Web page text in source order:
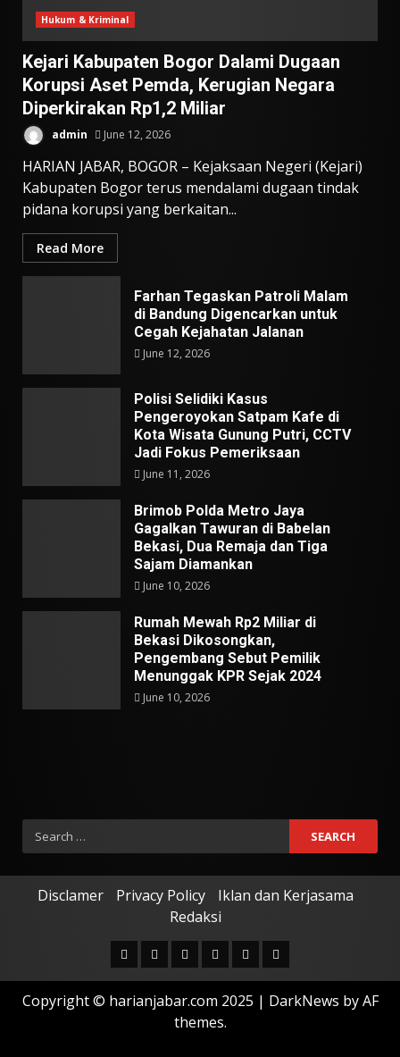
Hukum & Kriminal
Kejari Kabupaten Bogor Dalami Dugaan
Korupsi Aset Pemda, Kerugian Negara
Diperkirakan Rp1,2 Miliar
admin June 12, 2026
HARIAN JABAR, BOGOR – Kejaksaan Negeri (Kejari)
Kabupaten Bogor terus mendalami dugaan tindak
pidana korupsi yang berkaitan...
Read More
Farhan Tegaskan Patroli Malam
di Bandung Digencarkan untuk
Cegah Kejahatan Jalanan
June 12, 2026
Polisi Selidiki Kasus
Pengeroyokan Satpam Kafe di
Kota Wisata Gunung Putri, CCTV
Jadi Fokus Pemeriksaan
June 11, 2026
Brimob Polda Metro Jaya
Gagalkan Tawuran di Babelan
Bekasi, Dua Remaja dan Tiga
Sajam Diamankan
June 10, 2026
Rumah Mewah Rp2 Miliar di
Bekasi Dikosongkan,
Pengembang Sebut Pemilik
Menunggak KPR Sejak 2024
June 10, 2026
Search
for:
Disclamer Privacy Policy
Iklan dan Kerjasama
Redaksi
Facebook
TwitterLinkedin
VK YoutubeInstagram
Copyright © harianjabar.com 2025 | DarkNews by AF
themes.